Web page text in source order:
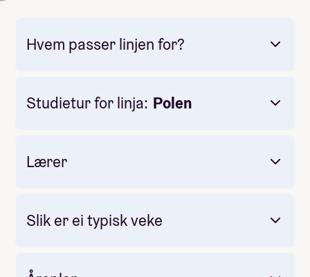
Hvem passer linjen for?
Teknisk og taktisk innføring i beachvolleyball
og volleyball.
Styrketrening og skadeforebyggjande
Studietur for linja: Polen
Lærer
Slik er ei typisk veke